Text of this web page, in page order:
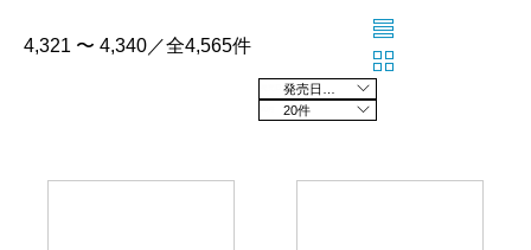
4,321 〜 4,340／全4,565件
20件